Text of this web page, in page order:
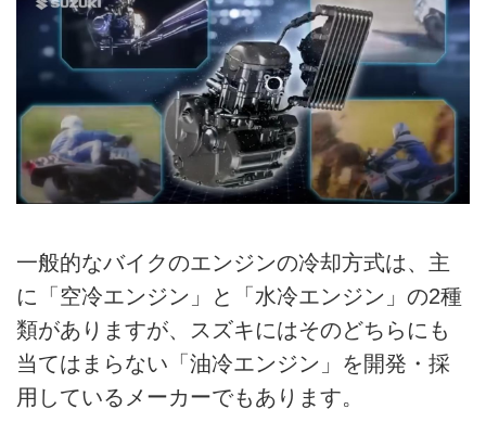
一般的なバイクのエンジンの冷却方式は、主
に「空冷エンジン」と「水冷エンジン」の2種
類がありますが、スズキにはそのどちらにも
当てはまらない「油冷エンジン」を開発・採
用しているメーカーでもあります。